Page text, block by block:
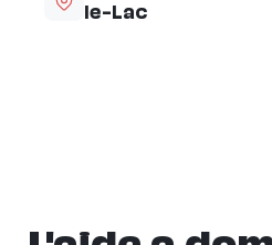
le-Lac